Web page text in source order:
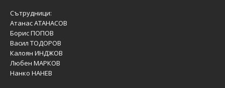
Сътрудници:
Атанас АТАНАСОВ
Борис ПОПОВ
Васил ТОДОРОВ
Калоян ИНДЖОВ
Любен МАРКОВ
Нанко НАНЕВ